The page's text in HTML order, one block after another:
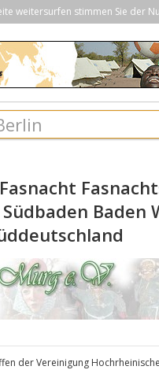
weitersurfen stimmen Sie der
Baden
der Vereinigung